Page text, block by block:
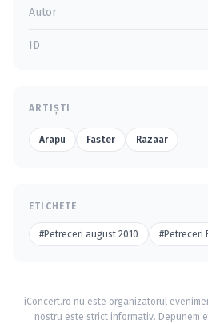
Autor
ID
ARTIȘTI
Arapu Faster Razaar
ETICHETE
#Petreceri august 2010 #Petreceri
iConcert.ro nu este organizatorul
nostru este strict informativ. Depunem